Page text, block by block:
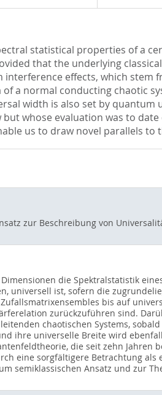
statistical properties of a
that the underlying
effects, which
a normal conducting chaotic
width is also set by
whose evaluation was to
us to draw novel parallels
zur Beschreibung von
die Spektralstatistik
universell ist, sofern die
bis auf
zurückzuführen sind.
chaotischen Systems,
ihre universelle Breite wird
die seit zehn
eine sorgfältigere Betrachtung
semiklassischen Ansatz und zur